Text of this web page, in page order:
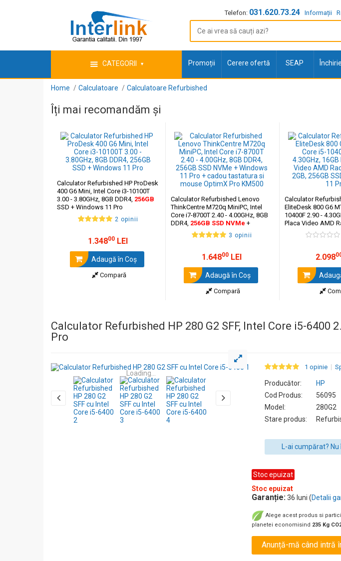
Telefon: 031.620.73.24 Informații
CATEGORII Promoții Cerere ofertă SEAP
Home Calculatoare Calculatoare Refurbished
Îți mai recomandăm și
Calculator Refurbished HP ProDesk
400 G6 Mini, Intel Core i3-10100T
3.00 - 3.80GHz, 8GB DDR4, 256GB
SSD + Windows 11 Pro
2 opinii
1.34800 LEI
Adaugă în Coş
Compară
Calculator Refurbished Lenovo
ThinkCentre M720q MiniPC, Intel
Core i7-8700T 2.40 - 4.00GHz, 8GB
DDR4, 256GB SSD NVMe +
Windows 11 Pro + cadou tastatura
si mouse OptimX Pro KM500
3 opinii
1.64800 LEI
Adaugă în Coş
Compară
Calculator
EliteDesk 800 G6
10400F 2.90 -
Placa Video AMD
256GB
SSD +
2.098
Calculator Refurbished HP 280 G2 SFF, Intel Core i5-6400
Pro
Loading...
1 opinie
Producător:
HP
Cod Produs:
56095
Model:
280G2
Stare produs:
L-ai cumpărat?
Stoc epuizat
Stoc epuizat
Garanție:36 luni (Detalii
Alege acest produs si
planetei economisind 235 Kg
Anunță-mă când intră